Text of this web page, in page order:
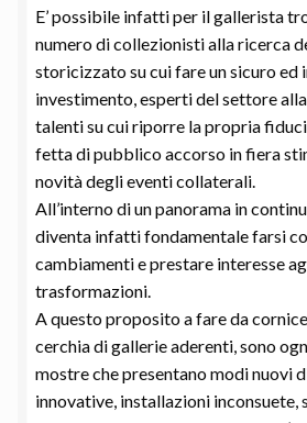
E’ possibile infatti per il gallerista
numero di collezionisti alla ricerca
storicizzato su cui fare un sicuro ed
investimento, esperti del settore
talenti su cui riporre la propria
fetta di pubblico accorso in fiera
novità degli eventi collaterali.
All’interno di un panorama in
diventa infatti fondamentale farsi
cambiamenti e prestare interesse
trasformazioni.
A questo proposito a fare da
cerchia di gallerie aderenti, sono
mostre che presentano modi nuovi
innovative, installazioni inconsuete,